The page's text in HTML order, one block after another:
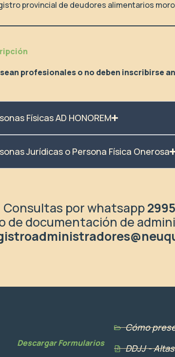
provincial de deudores alimentarios
profesionales o no deben inscribirse
Físicas AD HONOREM
Jurídicas o Persona Física Onerosa
Consultas por whatsapp
de documentación de
Descargar Formularios
Cómo
DDJJ -